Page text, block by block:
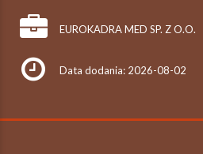
EUROKADRA MED SP. Z O.O.
Data dodania: 2026-08-02